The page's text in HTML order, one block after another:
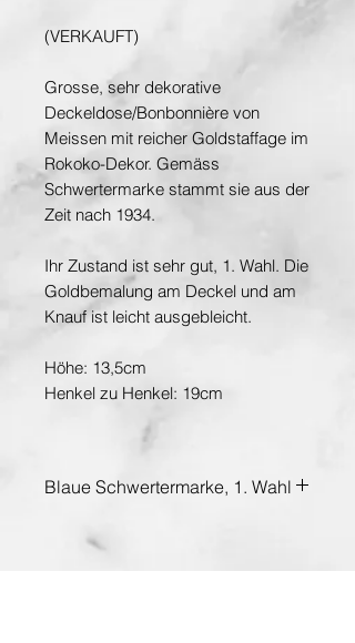
(VERKAUFT)
Grosse, sehr dekorative
Deckeldose/Bonbonnière von
Meissen mit reicher Goldstaffage im
Rokoko-Dekor. Gemäss
Schwertermarke stammt sie aus der
Zeit nach 1934.
Ihr Zustand ist sehr gut, 1. Wahl. Die
Goldbemalung am Deckel und am
Knauf ist leicht ausgebleicht.
Höhe: 13,5cm
Henkel zu Henkel: 19cm
Blaue Schwertermarke, 1. Wahl